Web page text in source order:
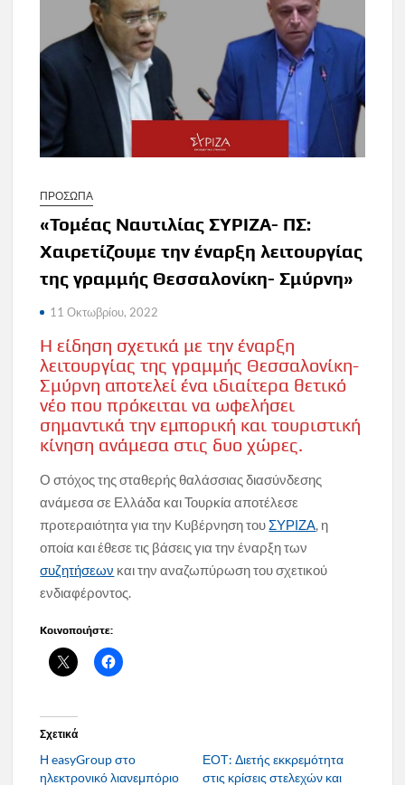
ΠΡΟΣΩΠΑ
«Τομέας Ναυτιλίας ΣΥΡΙΖΑ- ΠΣ:
Χαιρετίζουμε την έναρξη λειτουργίας
της γραμμής Θεσσαλονίκη- Σμύρνη»
11 Οκτωβρίου, 2022
Η είδηση σχετικά με την έναρξη
λειτουργίας της γραμμής Θεσσαλονίκη-
Σμύρνη αποτελεί ένα ιδιαίτερα θετικό
νέο που πρόκειται να ωφελήσει
σημαντικά την εμπορική και τουριστική
κίνηση ανάμεσα στις δυο χώρες.
Ο στόχος της σταθερής θαλάσσιας διασύνδεσης
ανάμεσα σε Ελλάδα και Τουρκία αποτέλεσε
προτεραιότητα για την Κυβέρνηση του ΣΥΡΙΖΑ , η
οποία και έθεσε τις βάσεις για την έναρξη των
συζητήσεων και την αναζωπύρωση του σχετικού
ενδιαφέροντος.
Κοινοποιήστε:
Σχετικά
Η easyGroup στο
ηλεκτρονικό λιανεμπόριο
ΕΟΤ: Διετής εκκρεμότητα
στις κρίσεις στελεχών και